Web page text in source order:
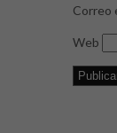
Correo
Web